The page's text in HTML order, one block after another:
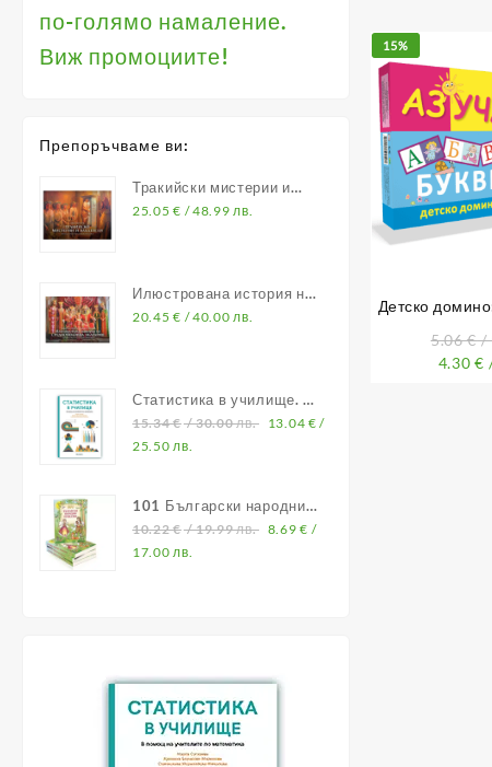
по-голямо намаление.
Виж промоциите!
Препоръчваме ви:
Тракийски мистерии и
владетели
25.05€ / 48.99 лв.
Илюстрована история на
Средновековна България
20.45€ / 40.00 лв.
Статистика в училище. В
помощ на учителите по
математика
15.34€/ 30.00 лв. 13.04 € /
25.50 лв.
101 Български народни
приказки
10.22€/ 19.99 лв. 8.69€ /
17.00 лв.
15%
Детско
5.06€/
4.30€